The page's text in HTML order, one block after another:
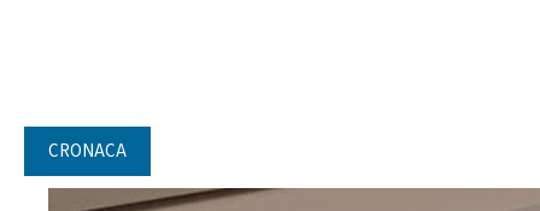
CRONACA